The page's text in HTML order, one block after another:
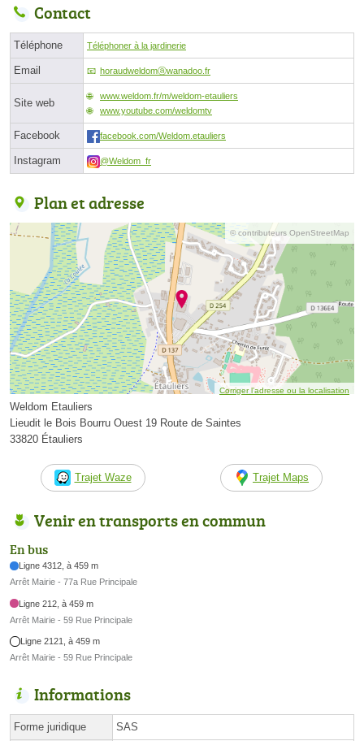
Contact
Téléphone Téléphoner à la jardinerie
Email horaudweldomⓐwanadoo.fr
Site web
www.weldom.fr/m/weldom-etauliers
www.youtube.com/weldomtv
Facebook facebook.com/Weldom.etauliers
Instagram @Weldom_fr
Plan et adresse
© contributeurs OpenStreetMap
Corriger l’adresse ou la localisation
Weldom Etauliers
Lieudit le Bois Bourru Ouest 19 Route de Saintes
33820 Étauliers
Trajet Waze Trajet Maps
Venir en transports en commun
En bus
Ligne 4312, à 459 m
Arrêt Mairie - 77a Rue Principale
Ligne 212, à 459 m
Arrêt Mairie - 59 Rue Principale
Ligne 2121, à 459 m
Arrêt Mairie - 59 Rue Principale
Informations
Forme juridique SAS